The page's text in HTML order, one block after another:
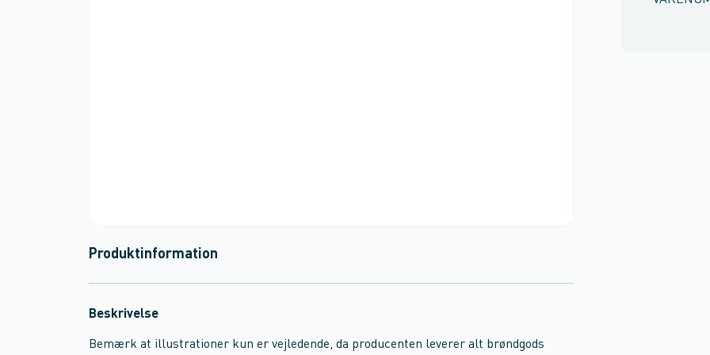
Produktinformation
Beskrivelse
Bemærk at illustrationer kun er vejledende, da producenten leverer alt brøndgods